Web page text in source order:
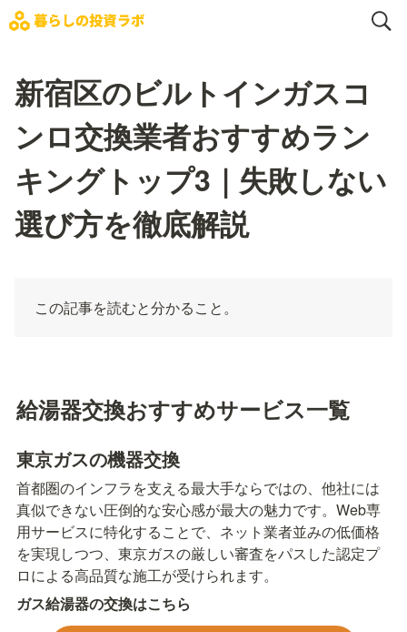
新宿区のビルトインガスコ
ンロ交換業者おすすめラン
キングトップ3｜失敗しない
選び方を徹底解説
この記事を読むと分かること。
給湯器交換おすすめサービス一覧
東京ガスの機器交換
首都圏のインフラを支える最大手ならではの、他社には
真似できない圧倒的な安心感が最大の魅力です。Web専
用サービスに特化することで、ネット業者並みの低価格
を実現しつつ、東京ガスの厳しい審査をパスした認定プ
ロによる高品質な施工が受けられます。
ガス給湯器の交換はこちら